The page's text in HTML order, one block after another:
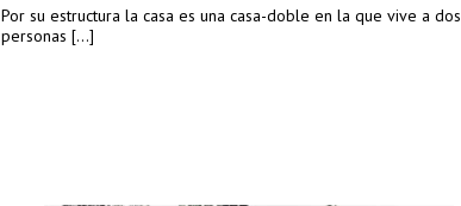
Por su estructura la casa es una casa-doble en la que vive a dos
personas [...]